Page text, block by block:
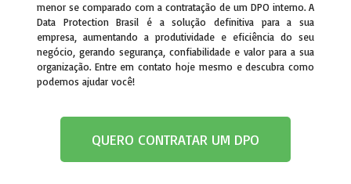
menor se comparado com a contratação de um DPO interno. A
Data Protection Brasil é a solução definitiva para a sua
empresa, aumentando a produtividade e eficiência do seu
negócio, gerando segurança, confiabilidade e valor para a sua
organização. Entre em contato hoje mesmo e descubra como
podemos ajudar você!
QUERO CONTRATAR UM DPO